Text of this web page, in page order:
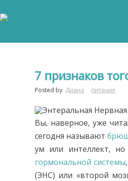
7 признаков
Posted by Диана питание
Вы, наверное, уже
сегодня называют
ум или интеллект,
гормональной системы
(ЭНС) или «второй